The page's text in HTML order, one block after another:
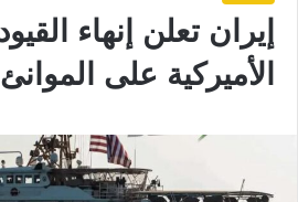
إيران تعلن إنهاء
الأميركية على الموانئ